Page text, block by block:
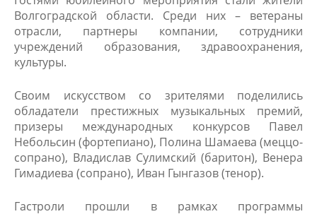
Волгоградской области. Среди них – ветераны
отрасли, партнеры компании, сотрудники
учреждений образования, здравоохранения,
культуры.
Своим искусством со зрителями поделились
обладатели престижных музыкальных премий,
призеры международных конкурсов Павел
Небольсин (фортепиано), Полина Шамаева (меццо-
сопрано), Владислав Сулимский (баритон), Венера
Гимадиева (сопрано), Иван Гынгазов (тенор).
Гастроли прошли в рамках программы